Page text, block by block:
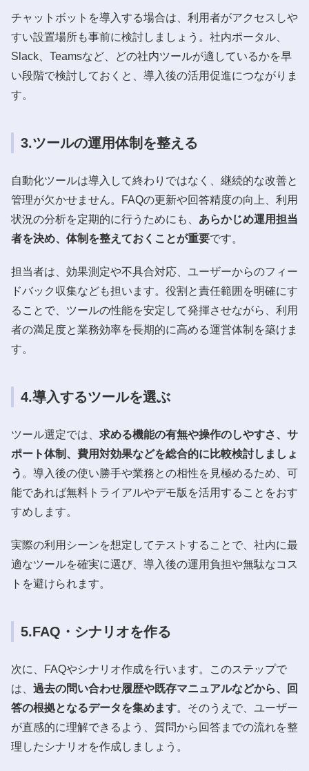
チャットボットを導入する場合は、利用者がアクセスしや
すい設置場所も事前に検討しましょう。社内ポータル、
Slack、Teamsなど、どの社内ツールが適しているかを早
い段階で検討しておくと、導入後の活用促進につながりま
す。
3.ツールの運用体制を整える
自動化ツールは導入して終わりではなく、継続的な改善と
管理が欠かせません。FAQの更新や回答精度の向上、利用
状況の分析を定期的に行うためにも、 あらかじめ運用担当
者を決め、体制を整えておくことが重要です。
担当者は、効果測定や不具合対応、ユーザーからのフィー
ドバック収集なども担います。役割と責任範囲を明確にす
ることで、ツールの性能を安定して発揮させながら、利用
者の満足度と業務効率を長期的に高める運営体制を築けま
す。
4.導入するツールを選ぶ
ツール選定では、 求める機能の有無や操作のしやすさ、サ
ポート体制、費用対効果などを総合的に比較検討しましょ
う 。導入後の使い勝手や業務との相性を見極めるため、可
能であれば無料トライアルやデモ版を活用することをおす
すめします。
実際の利用シーンを想定してテストすることで、社内に最
適なツールを確実に選び、導入後の運用負担や無駄なコス
トを避けられます。
5.FAQ・シナリオを作る
次に、FAQやシナリオ作成を行います。このステップで
は、 過去の問い合わせ履歴や既存マニュアルなどから、回
答の根拠となるデータを集めます。そのうえで、ユーザー
が直感的に理解できるよう、質問から回答までの流れを整
理したシナリオを作成しましょう。